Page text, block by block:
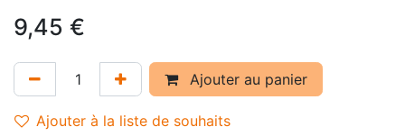
9,45 €
Ajouter au panier
Ajouter à la liste de souhaits